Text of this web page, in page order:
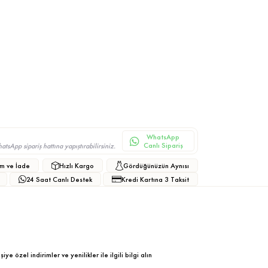
sipariş hattına yapıştırabilirsiniz.
WhatsApp
Canlı Sipariş
ve İade Hızlı Kargo
Gördüğünüzün Aynısı
24 Saat Canlı Destek
Kredi Kartına 3 Taksit
özel indirimler ve yenilikler ile ilgili bilgi alın